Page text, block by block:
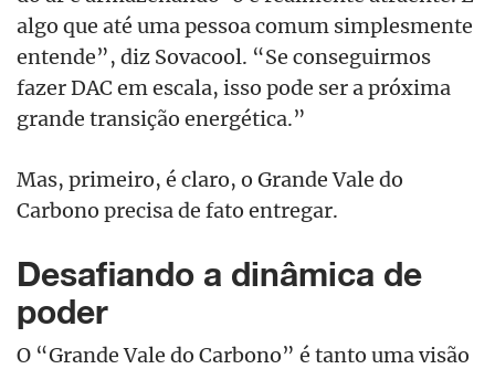
algo que até uma pessoa comum simplesmente
entende”, diz Sovacool. “Se conseguirmos
fazer DAC em escala, isso pode ser a próxima
grande transição energética.”
Mas, primeiro, é claro, o Grande Vale do
Carbono precisa de fato entregar.
Desafiando a dinâmica de
poder
O “Grande Vale do Carbono” é tanto uma visão